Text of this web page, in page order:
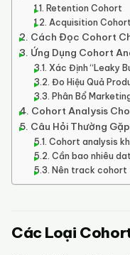
Retention Cohort
Acquisition Cohort
Cách Đọc Cohort
Ứng Dụng Cohort
Xác Định “Leaky
Đo Hiệu Quả
Phân Bổ
Cohort Analysis
Câu Hỏi Thường
Cohort analysis
Cần bao nhiêu
Nên track cohort
Các Loại